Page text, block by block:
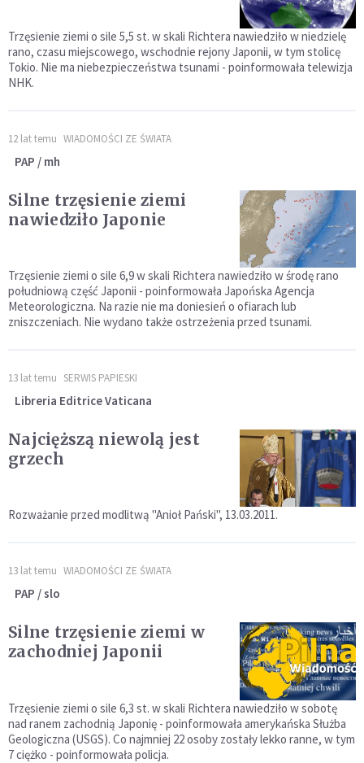
Trzęsienie ziemi o sile 5,5 st. w skali Richtera nawiedziło w niedzielę
rano, czasu miejscowego, wschodnie rejony Japonii, w tym stolicę
Tokio. Nie ma niebezpieczeństwa tsunami - poinformowała telewizja
NHK.
12 lat temu WIADOMOŚCI ZE ŚWIATA
PAP / mh
Silne trzęsienie ziemi
nawiedziło Japonie
Trzęsienie ziemi o sile 6,9 w skali Richtera nawiedziło w środę rano
południową część Japonii - poinformowała Japońska Agencja
Meteorologiczna. Na razie nie ma doniesień o ofiarach lub
zniszczeniach. Nie wydano także ostrzeżenia przed tsunami.
13 lat temu SERWIS PAPIESKI
Libreria Editrice Vaticana
Najcięższą niewolą jest
grzech
Rozważanie przed modlitwą "Anioł Pański", 13.03.2011.
13 lat temu WIADOMOŚCI ZE ŚWIATA
PAP / slo
Silne trzęsienie ziemi w
zachodniej Japonii
Trzęsienie ziemi o sile 6,3 st. w skali Richtera nawiedziło w sobotę
nad ranem zachodnią Japonię - poinformowała amerykańska Służba
Geologiczna (USGS). Co najmniej 22 osoby zostały lekko ranne, w tym
7 ciężko - poinformowała policja.